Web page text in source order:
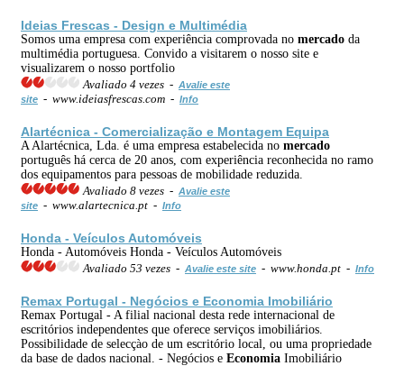
Ideias Frescas - Design e Multimédia
Somos uma empresa com experiência comprovada no mercado da
multimédia portuguesa. Convido a visitarem o nosso site e
visualizarem o nosso portfolio
Avaliado 4 vezes - Avalie este
site - www.ideiasfrescas.com - Info
Alartécnica - Comercialização e Montagem Equipa
A Alartécnica, Lda. é uma empresa estabelecida no mercado
português há cerca de 20 anos, com experiência reconhecida no ramo
dos equipamentos para pessoas de mobilidade reduzida.
Avaliado 8 vezes - Avalie este
site - www.alartecnica.pt - Info
Honda - Veículos Automóveis
Honda - Automóveis Honda - Veículos Automóveis
Avaliado 53 vezes - Avalie este site - www.honda.pt - Info
Remax Portugal - Negócios e Economia Imobiliário
Remax Portugal - A filial nacional desta rede internacional de
escritórios independentes que oferece serviços imobiliários.
Possibilidade de selecçào de um escritório local, ou uma propriedade
da base de dados nacional. - Negócios e Economia Imobiliário